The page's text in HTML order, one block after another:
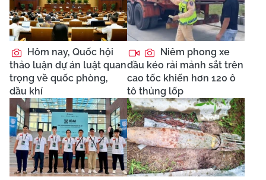
Hôm nay, Quốc hội
thảo luận dự án luật quan
trọng về quốc phòng,
dầu khí
Niêm phong xe
đầu kéo rải mảnh sắt trên
cao tốc khiến hơn 120 ô
tô thủng lốp